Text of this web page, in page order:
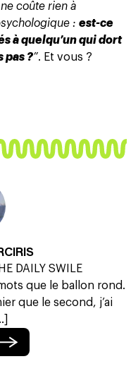
ne coûte rien à
: est-ce
à quelqu’un qui dort
pas ?”. Et vous ?
DAILY SWILE
que le ballon rond.
que le second, j’ai